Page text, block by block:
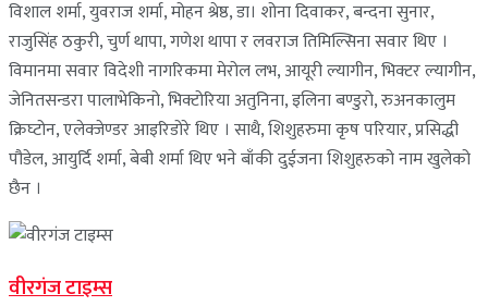
विशाल शर्मा, युवराज शर्मा, मोहन श्रेष्ठ, डा। शोना दिवाकर, बन्दना सुनार,
राजुसिंह ठकुरी, चुर्ण थापा, गणेश थापा र लवराज तिमिल्सिना सवार थिए ।
विमानमा सवार विदेशी नागरिकमा मेरोल लभ, आयूरी ल्यागीन, भिक्टर ल्यागीन,
जेनितसन्डरा पालाभेकिनो, भिक्टोरिया अतुनिना, इलिना बण्डुरो, रुअनकालुम
क्रिघ्टोन, एलेक्जेण्डर आइरिडोरे थिए । साथै, शिशुहरुमा कृष परियार, प्रसिद्धी
पौडेल, आयुर्दि शर्मा, बेबी शर्मा थिए भने बाँकी दुईजना शिशुहरुको नाम खुलेको
छैन ।
वीरगंज टाइम्स